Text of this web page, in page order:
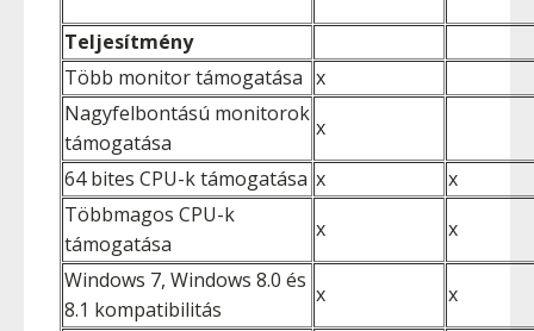
Teljesítmény
Több monitor támogatása x
Nagyfelbontású monitorok
támogatása
x
64 bites CPU-k támogatása x
x
Többmagos CPU-k
támogatása
x
x
Windows 7, Windows 8.0 és
8.1 kompatibilitás
x
x